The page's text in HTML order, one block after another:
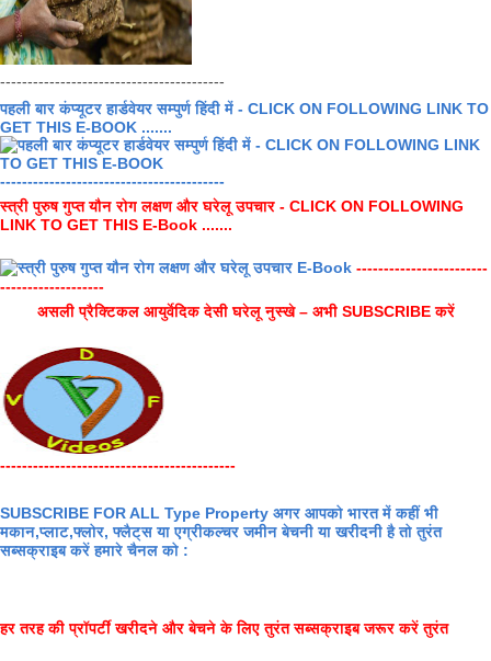
-----------------------------------------
पहली बार कंप्यूटर हार्डवेयर सम्पुर्ण हिंदी में - CLICK ON FOLLOWING LINK TO
GET THIS E-BOOK .......
-----------------------------------------
स्त्री पुरुष गुप्त यौन रोग लक्षण और घरेलू उपचार - CLICK ON FOLLOWING
LINK TO GET THIS E-Book .......
------------------------
-------------------
असली प्रैक्टिकल आयुर्वेदिक देसी घरेलू नुस्खे – अभी SUBSCRIBE करें
-------------------------------------------
SUBSCRIBE FOR ALL Type Property अगर आपको भारत में कहीं भी
मकान,प्लाट,फ्लोर, फ्लैट्स या एग्रीकल्चर जमीन बेचनी या खरीदनी है तो तुरंत
सब्सक्राइब करें हमारे चैनल को :
हर तरह की प्रॉपर्टी खरीदने और बेचने के लिए तुरंत सब्सक्राइब जरूर करें तुरंत